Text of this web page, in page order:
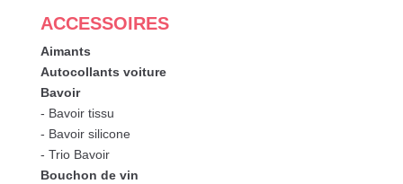
ACCESSOIRES
Aimants
Autocollants voiture
Bavoir
- Bavoir tissu
- Bavoir silicone
- Trio Bavoir
Bouchon de vin